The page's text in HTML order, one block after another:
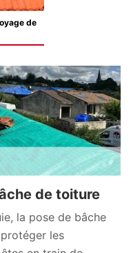
de
de toiture
la pose de bâche
les